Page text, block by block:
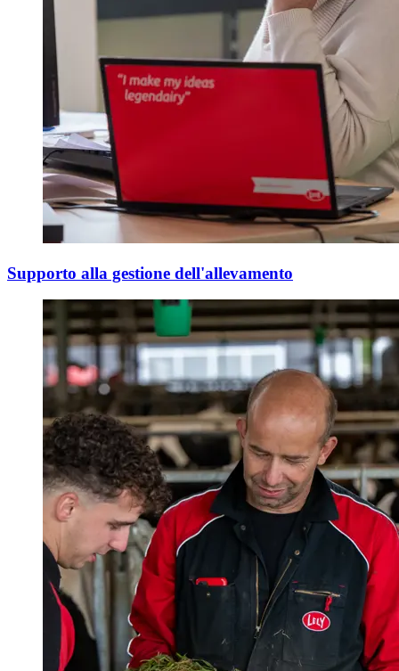
Supporto alla gestione dell'allevamento